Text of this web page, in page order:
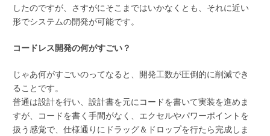
したのですが、さすがにそこまではいかなくとも、それに近い
形でシステムの開発が可能です。
コードレス開発の何がすごい？
じゃあ何がすごいのってなると、開発工数が圧倒的に削減でき
ることです。
普通は設計を行い、設計書を元にコードを書いて実装を進めま
すが、コードを書く手間がなく、エクセルやパワーポイントを
扱う感覚で、仕様通りにドラッグ＆ドロップを行たら完成しま